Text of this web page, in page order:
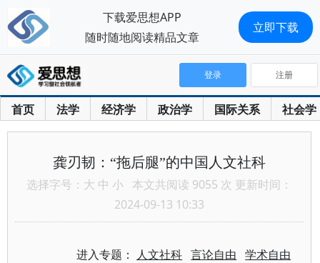
首页 法学 经济学 政治学 国际关系 社会学
登录 注册
龚刃韧：“拖后腿”的中国人文社科
选择字号： 大 中 小 本文共阅读 9055 次 更新时间：
2024-09-13 10:33
进入专题： 人文社科 言论自由 学术自由
下载爱思想APP
随时随地阅读精品文章
立即下载